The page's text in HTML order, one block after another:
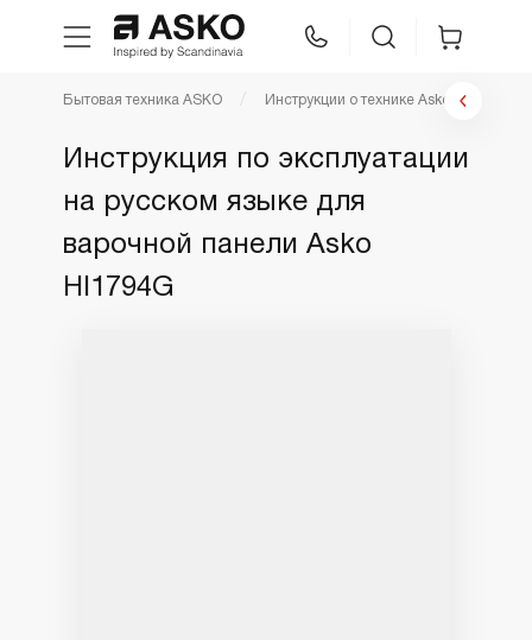
Техника для кухни
Уход за бельем
Бытовая техника ASKO Инструкции о технике Asko
Инструкция по эксплуатации
на русском языке для
варочной панели Asko
HI1794G